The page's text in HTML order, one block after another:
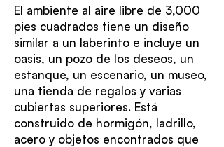
El ambiente al aire libre de 3,000
pies cuadrados tiene un diseño
similar a un laberinto e incluye un
oasis, un pozo de los deseos, un
estanque, un escenario, un museo,
una tienda de regalos y varias
cubiertas superiores. Está
construido de hormigón, ladrillo,
acero y objetos encontrados que